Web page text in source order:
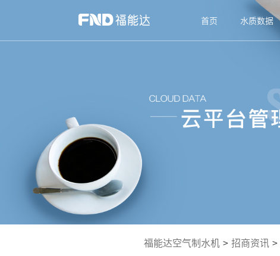
首页 水质数据
福能达空气制水机 > 招商资讯 >